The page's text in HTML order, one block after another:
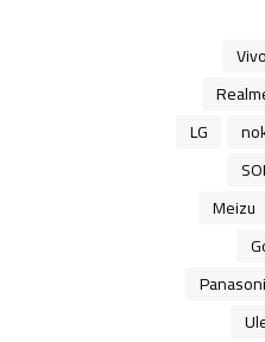
Vivo
LG
Meizu